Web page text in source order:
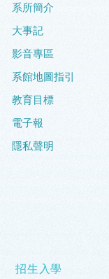
系所簡介
大事記
影音專區
系館地圖指引
教育目標
電子報
隱私聲明
招生入學